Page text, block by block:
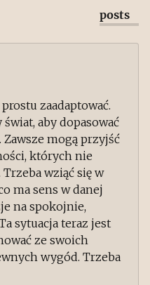
posts
zaadaptować.
aby dopasować
mogą przyjść
których nie
wziąć się w
ma sens w danej
na spokojnie,
sytuacja teraz jest
ze swoich
wygód. Trzeba